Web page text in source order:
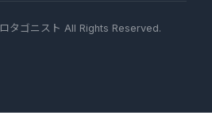
タゴニスト All Rights Reserved.